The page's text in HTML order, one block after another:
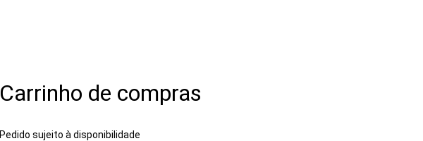
Carrinho de compras
Pedido sujeito à disponibilidade